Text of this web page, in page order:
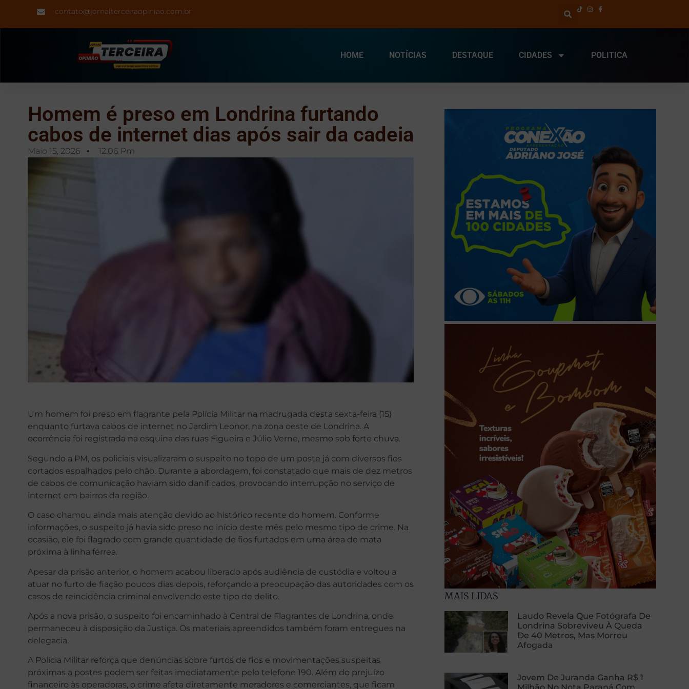
contato@jornalterceiraopiniao.com.br
HOME NOTÍCIAS DESTAQUE CIDADES POLITICA
Homem é preso em Londrina furtando
cabos de internet dias após sair da cadeia
Maio 15, 2026 12:06 Pm
Um homem foi preso em flagrante pela Polícia Militar na madrugada desta sexta-feira (15)
enquanto furtava cabos de internet no Jardim Leonor, na zona oeste de Londrina. A
ocorrência foi registrada na esquina das ruas Figueira e Júlio Verne, mesmo sob forte chuva.
Segundo a PM, os policiais visualizaram o suspeito no topo de um poste já com diversos fios
cortados espalhados pelo chão. Durante a abordagem, foi constatado que mais de dez metros
de cabos de comunicação haviam sido danificados, provocando interrupção no serviço de
internet em bairros da região.
O caso chamou ainda mais atenção devido ao histórico recente do homem. Conforme
informações, o suspeito já havia sido preso no início deste mês pelo mesmo tipo de crime. Na
ocasião, ele foi flagrado com grande quantidade de fios furtados em uma área de mata
próxima à linha férrea.
Apesar da prisão anterior, o homem acabou liberado após audiência de custódia e voltou a
atuar no furto de fiação poucos dias depois, reforçando a preocupação das autoridades com os
casos de reincidência criminal envolvendo este tipo de delito.
Após a nova prisão, o suspeito foi encaminhado à Central de Flagrantes de Londrina, onde
permaneceu à disposição da Justiça. Os materiais apreendidos também foram entregues na
delegacia.
A Polícia Militar reforça que denúncias sobre furtos de fios e movimentações suspeitas
próximas a postes podem ser feitas imediatamente pelo telefone 190. Além do prejuízo
financeiro às operadoras, o crime afeta diretamente moradores e comerciantes, que ficam
MAIS LIDAS
Laudo Revela Que Fotógrafa De
Londrina Sobreviveu À Queda
De 40 Metros, Mas Morreu
Afogada
Jovem De Juranda Ganha R$ 1